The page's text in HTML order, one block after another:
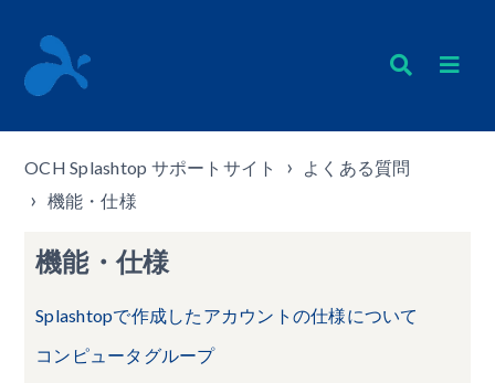
OCH Splashtop サポートサイト
よくある質問
機能・仕様
機能・仕様
Splashtopで作成したアカウントの仕様について
コンピュータグループ